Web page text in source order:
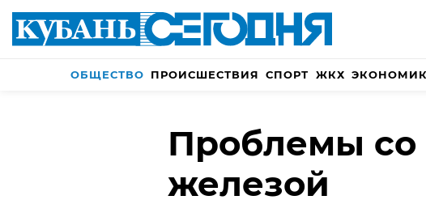
ОБЩЕСТВО ПРОИСШЕСТВИЯ СПОРТ ЖКХ
Проблемы
железой